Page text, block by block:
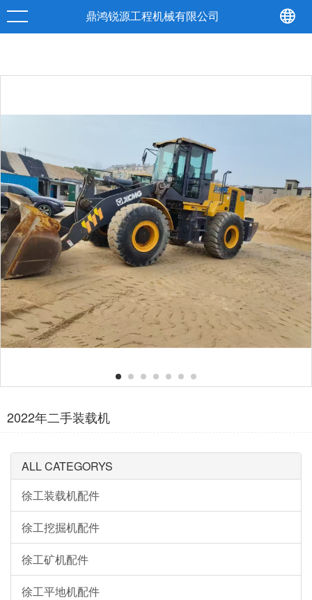
鼎鸿锐源工程机械有限公司
产品 详情
2022年二手装载机
ALL CATEGORYS
徐工装载机配件
徐工挖掘机配件
徐工矿机配件
徐工平地机配件